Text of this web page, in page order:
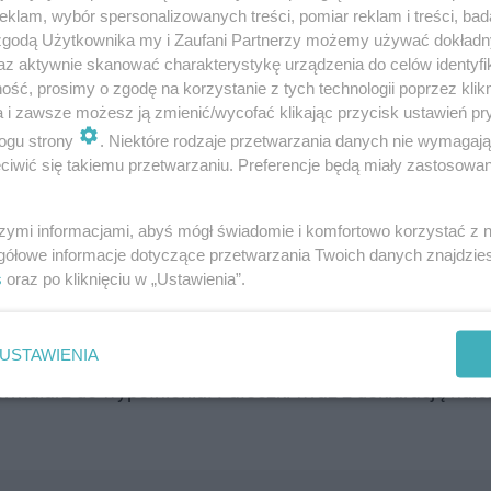
roku temu. Jestem w bazie dawców
było to wymagające, a wiem, że dzięki
na nowe, zdrowe życie. To jest
to nic straconego. Rejestracji w bazie potencjalnych
wypełniając formularz rejestracyjny na stronie
podany adres przesłany będzie pakiet rejestracyjny
do wypełnienia. Pałeczki wraz z deklaracją
wybór spersonalizowanych treści, pomiar reklam i treści,
Użytkownika my i Zaufani Partnerzy możemy używać
aktywnie skanować charakterystykę urządzenia do celów
prosimy o zgodę na korzystanie z tych technologii poprzez
i zawsze możesz ją zmienić/wycofać klikając przycisk ustawień
strony
. Niektóre rodzaje przetwarzania danych nie
się takiemu przetwarzaniu. Preferencje będą miały
informacjami, abyś mógł świadomie i komfortowo korzystać z
informacje dotyczące przetwarzania Twoich danych
oraz po kliknięciu w „Ustawienia”.
USTAWIENIA